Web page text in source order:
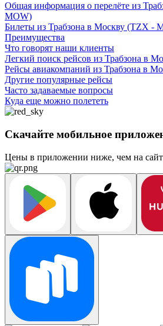
Общая информация о перелёте из
MOW)
Билеты из Трабзона в Москву (TZX -
Преимущества
Что говорят наши клиенты
Легкий поиск рейсов из Трабзона в
Рейсы авиакомпаний из Трабзона в
Другие популярные рейсы
Часто задаваемые вопросы
Куда еще можно полететь
Скачайте мобильное
Цены в приложении ниже, чем на